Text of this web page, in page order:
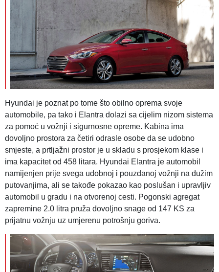
Hyundai je poznat po tome što obilno oprema svoje
automobile, pa tako i Elantra dolazi sa cijelim nizom sistema
za pomoć u vožnji i sigurnosne opreme. Kabina ima
dovoljno prostora za četiri odrasle osobe da se udobno
smjeste, a prtljažni prostor je u skladu s prosjekom klase i
ima kapacitet od 458 litara. Hyundai Elantra je automobil
namijenjen prije svega udobnoj i pouzdanoj vožnji na dužim
putovanjima, ali se takođe pokazao kao poslušan i upravljiv
automobil u gradu i na otvorenoj cesti. Pogonski agregat
zapremine 2.0 litra pruža dovoljno snage od 147 KS za
prijatnu vožnju uz umjerenu potrošnju goriva.